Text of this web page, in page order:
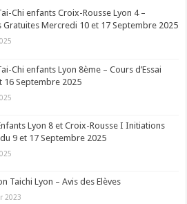
Chi enfants Croix-Rousse Lyon 4 –
Mercredi 10 et 17 Septembre 2025
Chi enfants Lyon 8ème – Cours d’Essai
16 Septembre 2025
Lyon 8 et Croix-Rousse I Initiations
9 et 17 Septembre 2025
Taichi Lyon – Avis des Elèves
2023